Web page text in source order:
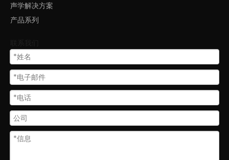
声学解决方案
产品系列